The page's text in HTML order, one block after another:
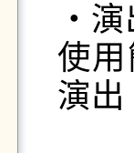
・
使
演出